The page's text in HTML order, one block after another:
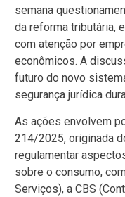
semana
da reforma tributária,
com atenção por
econômicos. A
futuro do novo
segurança jurídica
As ações envolvem
214/2025, originada
regulamentar
sobre o consumo,
Serviços), a CBS